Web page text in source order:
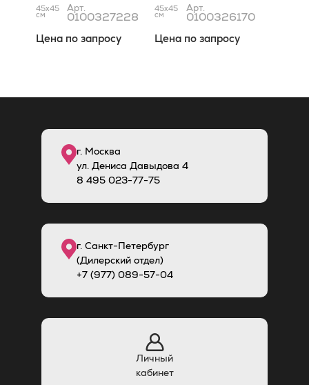
45x45
см
Арт.
0100327228
Цена по запросу
45x45
см
Арт.
0100326170
Цена по запросу
г. Москва
ул. Дениса Давыдова 4
8 495 023-77-75
г. Санкт-Петербург
(Дилерский отдел)
+7 (977) 089-57-04
Личный
кабинет